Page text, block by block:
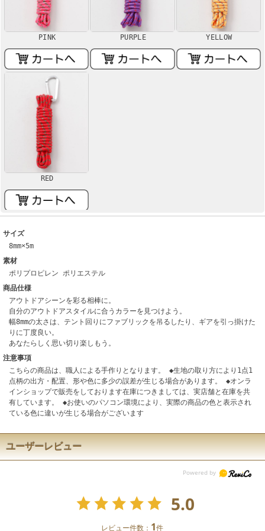
PINK PURPLE YELLOW
RED
サイズ
8mm×5m
素材
ポリプロピレン ポリエステル
商品仕様
アウトドアシーンを彩る相棒に。
自分のアウトドアスタイルに合うカラーを見つけよう。
幅8mmの太さは、テント回りにファブリックを吊るしたり、ギアを引っ掛けた
りに丁度良い。
あなたらしく思い切り楽しもう。
注意事項
こちらの商品は、職人による手作りとなります。 ◆生地の取り方により1点1
点柄の出方・配置、形や色に多少の誤差が生じる場合があります。 ◆オンラ
インショップで販売をしております在庫につきましては、実店舗と在庫を共
有しています。 ◆お使いのパソコン環境により、実際の商品の色と表示され
ている色に違いが生じる場合がございます
ユーザーレビュー
5.0
レビュー件数： 1件